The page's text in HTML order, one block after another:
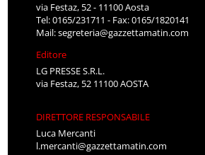
via Festaz, 52 - 11100 Aosta
Tel: 0165/231711 - Fax: 0165/1820141
Mail:segreteria@gazzettamatin.com
Editore
LG PRESSE S.R.L.
via Festaz, 52 11100 AOSTA
DIRETTORE RESPONSABILE
Luca Mercanti
l.mercanti@gazzettamatin.com